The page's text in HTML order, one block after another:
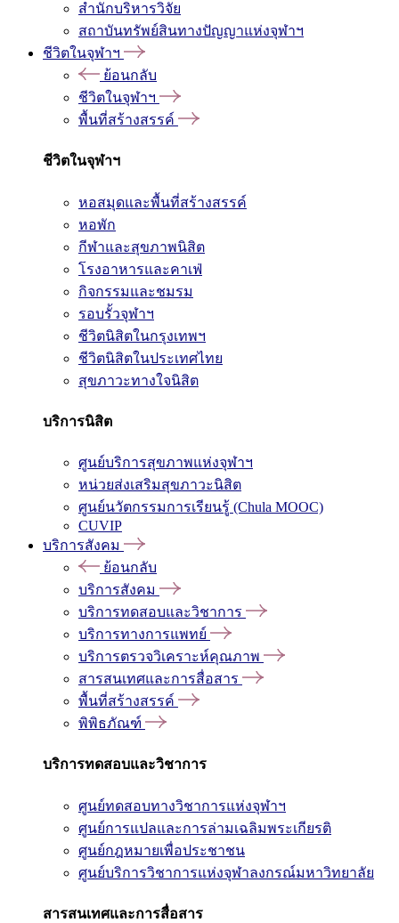
สำนักบริหารวิจัย
สถาบันทรัพย์สินทางปัญญาแห่งจุฬาฯ
ชีวิตในจุฬาฯ
ย้อนกลับ
ชีวิตในจุฬาฯ
พื้นที่สร้างสรรค์
ชีวิตในจุฬาฯ
หอสมุดและพื้นที่สร้างสรรค์
หอพัก
กีฬาและสุขภาพนิสิต
โรงอาหารและคาเฟ่
กิจกรรมและชมรม
รอบรั้วจุฬาฯ
ชีวิตนิสิตในกรุงเทพฯ
ชีวิตนิสิตในประเทศไทย
สุขภาวะทางใจนิสิต
บริการนิสิต
ศูนย์บริการสุขภาพแห่งจุฬาฯ
หน่วยส่งเสริมสุขภาวะนิสิต
ศูนย์นวัตกรรมการเรียนรู้ (Chula MOOC)
CUVIP
บริการสังคม
ย้อนกลับ
บริการสังคม
บริการทดสอบและวิชาการ
บริการทางการแพทย์
บริการตรวจวิเคราะห์คุณภาพ
สารสนเทศและการสื่อสาร
พื้นที่สร้างสรรค์
พิพิธภัณฑ์
บริการทดสอบและวิชาการ
ศูนย์ทดสอบทางวิชาการแห่งจุฬาฯ
ศูนย์การแปลและการล่ามเฉลิมพระเกียรติ
ศูนย์กฎหมายเพื่อประชาชน
ศูนย์บริการวิชาการแห่งจุฬาลงกรณ์มหาวิทยาลัย
สารสนเทศและการสื่อสาร